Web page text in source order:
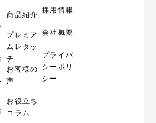
商品紹介
プレミア
ムレタッ
チ
お客様の
声
お役立ち
コラム
採用情報
会社概要
プライバ
シーポリ
シー